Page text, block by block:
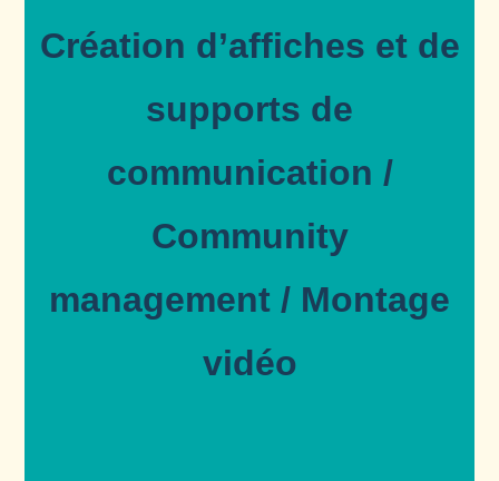
Création d’affiches et de
supports de
communication /
Community
management / Montage
vidéo